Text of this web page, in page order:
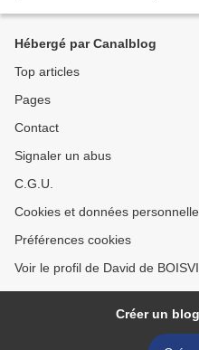
Hébergé par Canalblog
Top articles
Pages
Contact
Signaler un abus
C.G.U.
Cookies et données
Préférences cookies
Voir le profil de David de
Créer un